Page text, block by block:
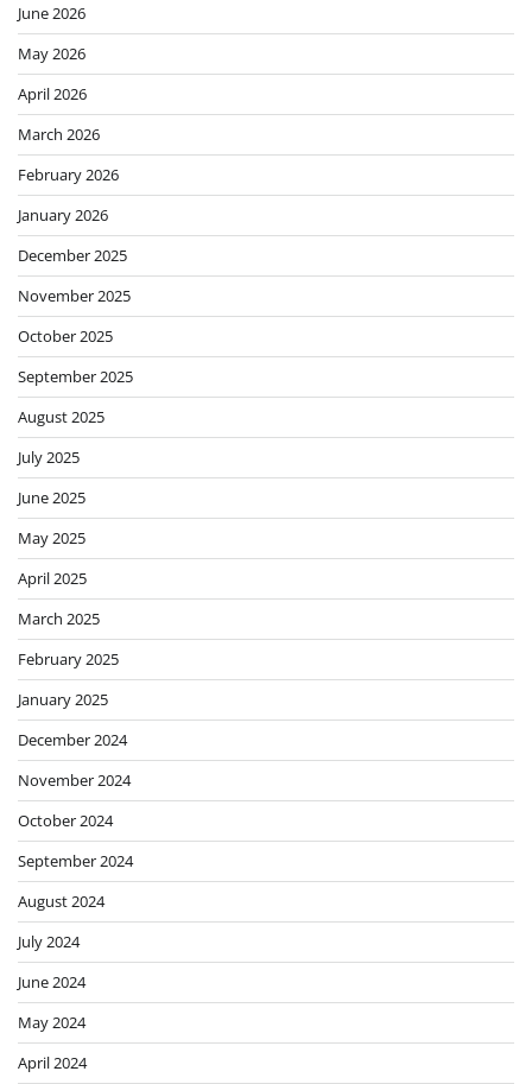
June 2026
May 2026
April 2026
March 2026
February 2026
January 2026
December 2025
November 2025
October 2025
September 2025
August 2025
July 2025
June 2025
May 2025
April 2025
March 2025
February 2025
January 2025
December 2024
November 2024
October 2024
September 2024
August 2024
July 2024
June 2024
May 2024
April 2024